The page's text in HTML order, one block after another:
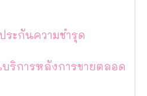
ะกันความชำรุด
การหลังการขายตลอด